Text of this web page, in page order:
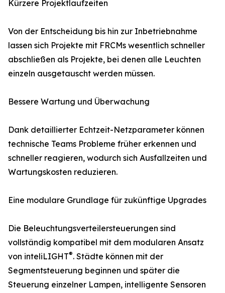
Kürzere Projektlaufzeiten
Von der Entscheidung bis hin zur Inbetriebnahme
lassen sich Projekte mit FRCMs wesentlich schneller
abschließen als Projekte, bei denen alle Leuchten
einzeln ausgetauscht werden müssen.
Bessere Wartung und Überwachung
Dank detaillierter Echtzeit-Netzparameter können
technische Teams Probleme früher erkennen und
schneller reagieren, wodurch sich Ausfallzeiten und
Wartungskosten reduzieren.
Eine modulare Grundlage für zukünftige Upgrades
Die Beleuchtungsverteilersteuerungen sind
vollständig kompatibel mit dem modularen Ansatz
von inteliLIGHT®. Städte können mit der
Segmentsteuerung beginnen und später die
Steuerung einzelner Lampen, intelligente Sensoren